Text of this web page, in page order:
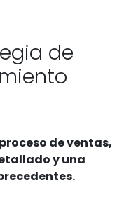
de
de ventas,
y una